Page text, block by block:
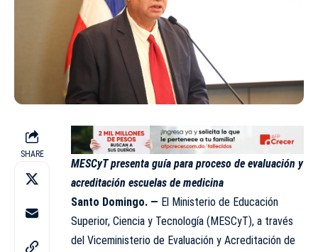
SHARE
MESCyT presenta guía para proceso de evaluación y
acreditación escuelas de medicina
Santo Domingo. — El Ministerio de Educación
Superior, Ciencia y Tecnología (MESCyT), a través
del Viceministerio de Evaluación y Acreditación de